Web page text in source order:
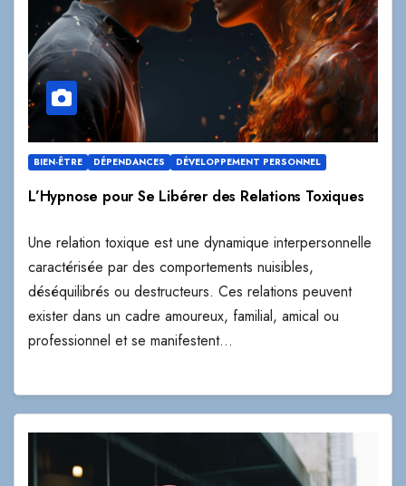
BIEN-ÊTRE DÉPENDANCES DÉVELOPPEMENT PERSONNEL
L’Hypnose pour Se Libérer des Relations Toxiques
Une relation toxique est une dynamique interpersonnelle
caractérisée par des comportements nuisibles,
déséquilibrés ou destructeurs. Ces relations peuvent
exister dans un cadre amoureux, familial, amical ou
professionnel et se manifestent…